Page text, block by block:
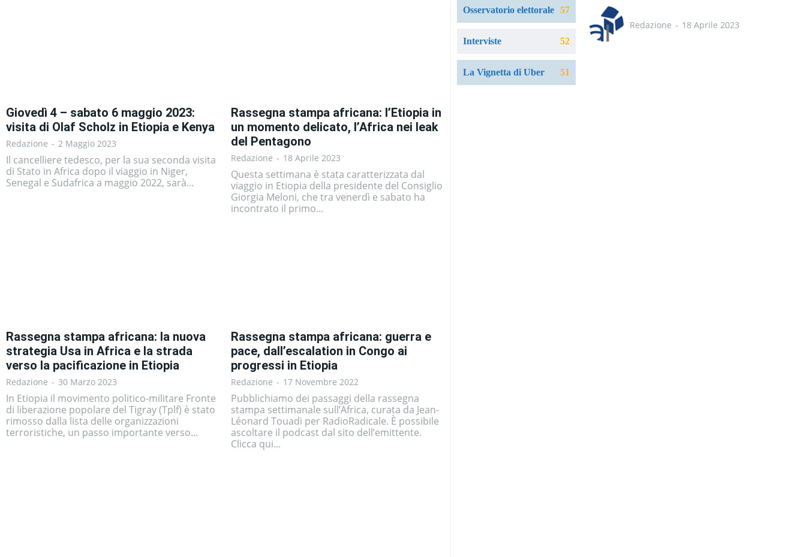
Giovedì 4 – sabato 6 maggio 2023:
visita di Olaf Scholz in Etiopia e Kenya
Redazione - 2 Maggio 2023
Il cancelliere tedesco, per la sua seconda visita
di Stato in Africa dopo il viaggio in Niger,
Senegal e Sudafrica a maggio 2022, sarà...
Rassegna stampa africana: l’Etiopia in
un momento delicato, l’Africa nei leak
del Pentagono
Redazione - 18 Aprile 2023
Questa settimana è stata caratterizzata dal
viaggio in Etiopia della presidente del Consiglio
Giorgia Meloni, che tra venerdì e sabato ha
incontrato il primo...
Rassegna stampa africana: la nuova
strategia Usa in Africa e la strada
verso la pacificazione in Etiopia
Redazione - 30 Marzo 2023
In Etiopia il movimento politico-militare Fronte
di liberazione popolare del Tigray (Tplf) è stato
rimosso dalla lista delle organizzazioni
terroristiche, un passo importante verso...
Rassegna stampa africana: guerra e
pace, dall’escalation in Congo ai
progressi in Etiopia
Redazione - 17 Novembre 2022
Pubblichiamo dei passaggi della rassegna
stampa settimanale sull’Africa, curata da Jean-
Léonard Touadi per RadioRadicale. È possibile
ascoltare il podcast dal sito dell’emittente.
Clicca qui...
Osservatorio elettorale 57
Interviste 52
La Vignetta di Uber 51
Redazione - 18 Aprile 2023